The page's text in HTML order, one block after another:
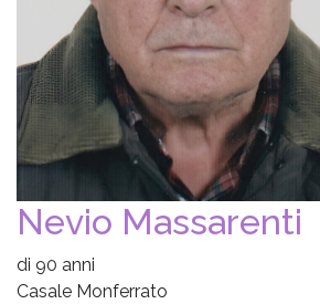
Nevio Massarenti
di 90 anni
Casale Monferrato